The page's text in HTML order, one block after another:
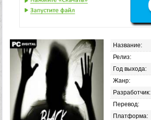
Название:
Релиз:
Год выхода:
Жанр:
Разработчик:
Перевод:
Платформа: